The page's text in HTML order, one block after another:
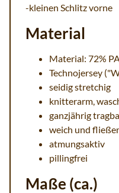
-kleinen Schlitz vorne
Material
Material: 72%
Technojersey
seidig stretchig
knitterarm,
ganzjährig
weich und
atmungsaktiv
pillingfrei
Maße (ca.)